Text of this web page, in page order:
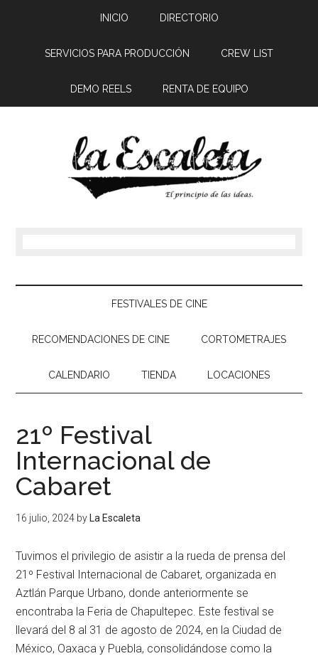
INICIO DIRECTORIO
SERVICIOS PARA PRODUCCIÓN CREW LIST
DEMO REELS RENTA DE EQUIPO
FESTIVALES DE CINE
RECOMENDACIONES DE CINE CORTOMETRAJES
CALENDARIO TIENDA LOCACIONES
21º Festival
Internacional de
Cabaret
16 julio, 2024 by La Escaleta
Tuvimos el privilegio de asistir a la rueda de prensa del
21º Festival Internacional de Cabaret, organizada en
Aztlán Parque Urbano, donde anteriormente se
encontraba la Feria de Chapultepec. Este festival se
llevará del 8 al 31 de agosto de 2024, en la Ciudad de
México, Oaxaca y Puebla, consolidándose como la